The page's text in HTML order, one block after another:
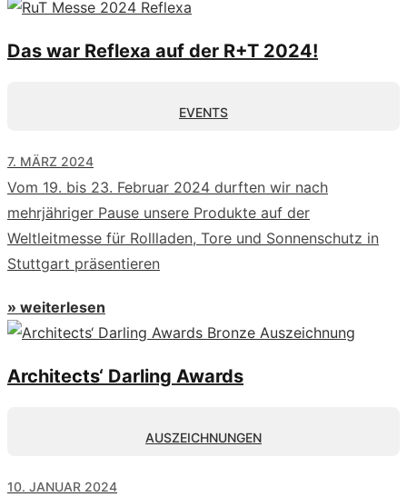
Das war Reflexa auf der R+T 2024!
EVENTS
7. MÄRZ 2024
Vom 19. bis 23. Februar 2024 durften wir nach
mehrjähriger Pause unsere Produkte auf der
Weltleitmesse für Rollladen, Tore und Sonnenschutz in
Stuttgart präsentieren
» weiterlesen
Architects‘ Darling Awards
AUSZEICHNUNGEN
10. JANUAR 2024